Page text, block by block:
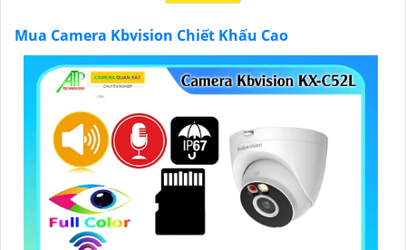
Hãy đến với chúng tôi để trải nghiệm dịch vụ tốt nhất
và nhận được sự tư vấn chuyên nghiệp về giải pháp an
ninh cần thiết!"
Hy vọng những câu giới thiệu trên sẽ giúp bạn thành
công trong việc tiếp cận khách hàng và tăng cơ hội
bán hàng của bạn. Nếu có bất kỳ yêu cầu hay câu hỏi
nào khác, bạn có thể chia sẻ để tôi hỗ trợ bạn tốt hơn!
Mua Camera Kbvision Chiết Khấu Cao